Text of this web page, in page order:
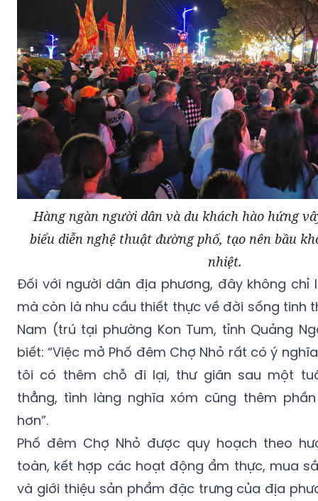
Hàng ngàn người dân và du khách hào hứng
biểu diễn nghệ thuật đường phố, tạo nên bầu
nhiệt.
​Đối với người dân địa phương, đây không chỉ
mà còn là nhu cầu thiết thực về đời sống tinh
Nam (trú tại phường Kon Tum, tỉnh Quảng
biết: “Việc mở Phố đêm Chợ Nhỏ rất có ý
tôi có thêm chỗ đi lại, thư giãn sau một
thẳng, tình làng nghĩa xóm cũng thêm
hơn”.
Phố đêm Chợ Nhỏ được quy hoạch theo
toàn, kết hợp các hoạt động ẩm thực, mua
và giới thiệu sản phẩm đặc trưng của địa